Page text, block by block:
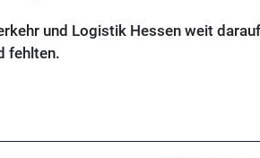
und Logistik Hessen weit
fehlten.